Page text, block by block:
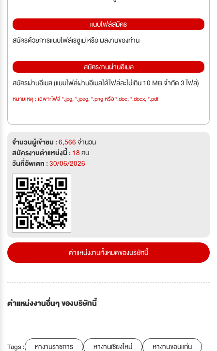
แนบไฟล์สมัคร
สมัครด้วยการแนบไฟล์เรซูเม่ หรือ ผลงานของท่าน
สมัครงานผ่านอีเมล
สมัครผ่านอีเมล (แนบไฟล์ผ่านอีเมลได้ไฟล์ละไม่เกิน 10 MB จำกัด 3 ไฟล์)
หมายเหตุ : เฉพาะไฟล์ *.jpg, *.jpeg, *.png หรือ *.doc, *.docx, *.pdf
จำนวนผู้เข้าชม :6,566จำนวน
สมัครงานตำแหน่งนี้ : 18คน
วันที่อัพเดท :30/06/2026
ตำแหน่งงานทั้งหมดของบริษัทนี้
ตำแหน่งงานอื่นๆ ของบริษัทนี้
Tags : หางานราชการ หางานเชียงใหม่
หางานขอนแก่น